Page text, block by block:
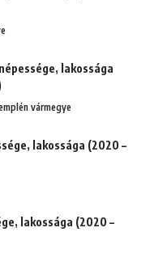
lakossága
vármegye
lakossága (2020 –
lakossága (2020 –